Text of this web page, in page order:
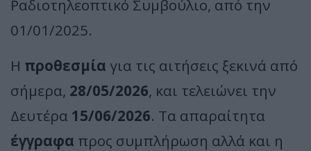
Ραδιοτηλεοπτικό Συμβούλιο, από την
01/01/2025.
Η προθεσμία για τις αιτήσεις ξεκινά από
σήμερα, 28/05/2026, και τελειώνει την
Δευτέρα 15/06/2026. Τα απαραίτητα
έγγραφα προς συμπλήρωση αλλά και η